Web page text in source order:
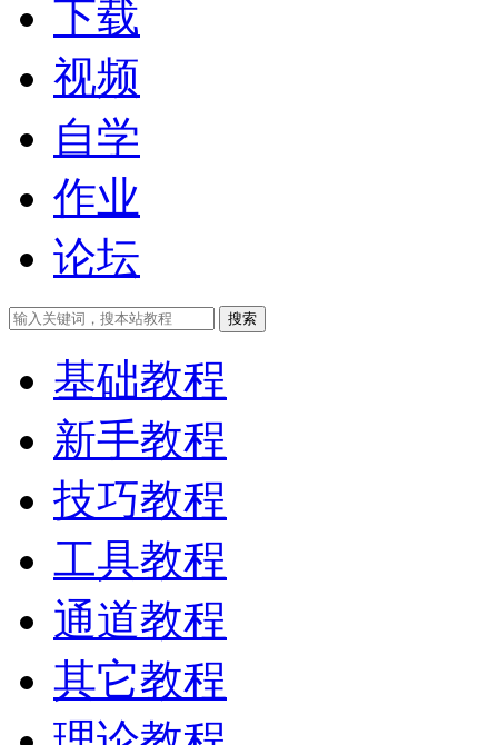
下载
视频
自学
作业
论坛
搜索
基础教程
新手教程
技巧教程
工具教程
通道教程
其它教程